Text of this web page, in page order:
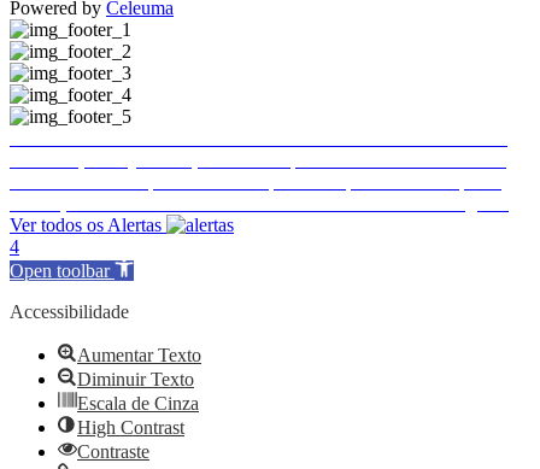
Powered by Celeuma
Ver todos os Alertas
4
Open toolbar
Accessibilidade
Aumentar Texto
Diminuir Texto
Escala de Cinza
High Contrast
Contraste